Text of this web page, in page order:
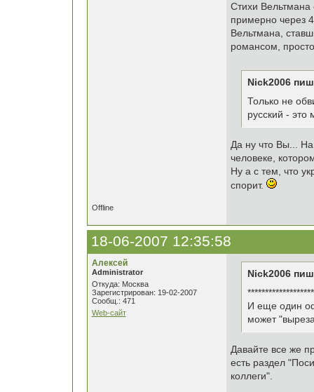
Стихи Вельтмана
примерно через
Вельтмана,
романсом,
Nick2006
Только не
русский - это
Да ну что Вы...
человеке,
Ну а с тем, что
спорит.
Offline
18-06-2007 12:35:58
Алексей
Administrator
Откуда: Москва
Зарегистрирован: 19-02-2007
Сообщ.: 471
Web-сайт
Nick2006
И еще один
может
Давайте все же
есть раздел
коллеги".